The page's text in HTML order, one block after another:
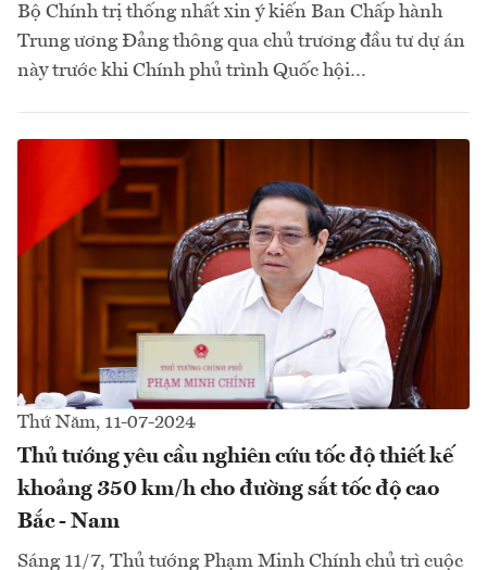
Bộ Chính trị thống nhất xin ý kiến Ban Chấp hành
Trung ương Đảng thông qua chủ trương đầu tư dự án
này trước khi Chính phủ trình Quốc hội…
Thứ Năm, 11-07-2024
Thủ tướng yêu cầu nghiên cứu tốc độ thiết kế
khoảng 350 km/h cho đường sắt tốc độ cao
Bắc - Nam
Sáng 11/7, Thủ tướng Phạm Minh Chính chủ trì cuộc